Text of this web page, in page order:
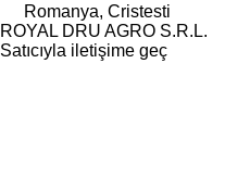
Romanya, Cristesti
ROYAL DRU AGRO S.R.L.
Satıcıyla iletişime geç